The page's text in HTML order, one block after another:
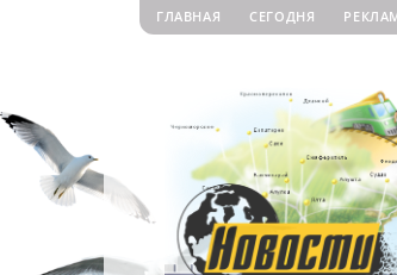
ГЛАВНАЯ СЕГОДНЯ